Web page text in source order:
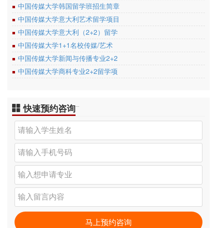
■ 中国传媒大学韩国留学班招生简章
■ 中国传媒大学意大利艺术留学项目
■ 中国传媒大学意大利（2+2）留学
■ 中国传媒大学1+1名校传媒/艺术
■ 中国传媒大学新闻与传播专业2+2
■ 中国传媒大学商科专业2+2留学项
快速预约咨询